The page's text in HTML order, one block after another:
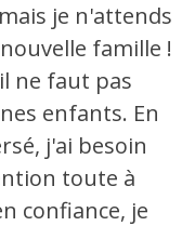
je n'attends
famille !
ne faut pas
enfants. En
j'ai besoin
toute à
confiance, je